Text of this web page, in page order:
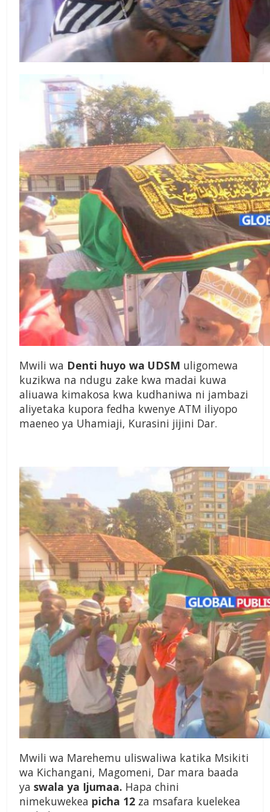
Mwili wa Denti huyo wa UDSM uligomewa
kuzikwa na ndugu zake kwa madai kuwa
aliuawa kimakosa kwa kudhaniwa ni jambazi
aliyetaka kupora fedha kwenye ATM iliyopo
maeneo ya Uhamiaji, Kurasini jijini Dar.
Mwili wa Marehemu uliswaliwa katika Msikiti
wa Kichangani, Magomeni, Dar mara baada
ya swala ya Ijumaa. Hapa chini
nimekuwekea picha 12 za msafara kuelekea